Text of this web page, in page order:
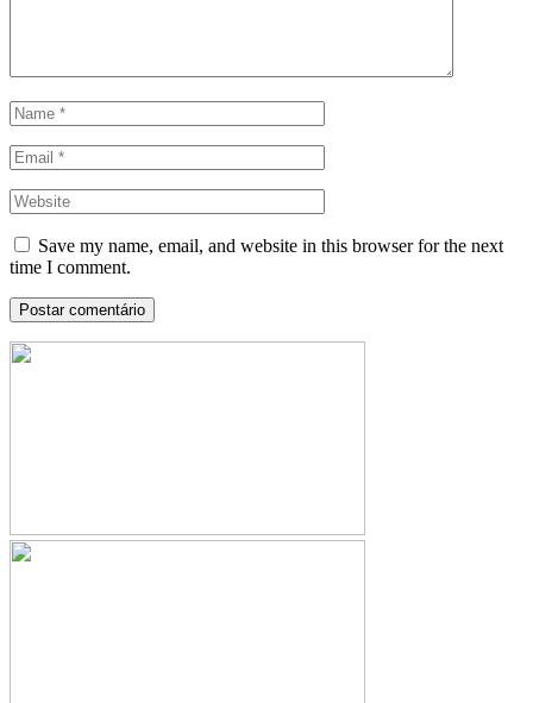
Save my name, email, and website in this browser for the next
time I comment.